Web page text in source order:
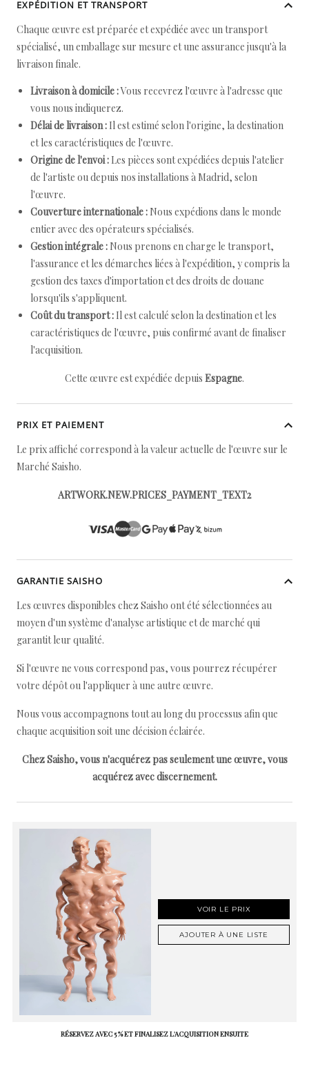
EXPÉDITION ET TRANSPORT
Chaque œuvre est préparée et expédiée avec un transport
spécialisé, un emballage sur mesure et une assurance jusqu'à la
livraison finale.
Livraison à domicile :Vous recevrez l'œuvre à l'adresse que
vous nous indiquerez.
Délai de livraison : Il est estimé selon l'origine, la destination
et les caractéristiques de l'œuvre.
Origine de l'envoi : Les pièces sont expédiées depuis l'atelier
de l'artiste ou depuis nos installations à Madrid, selon
l'œuvre.
Couverture internationale : Nous expédions dans le monde
entier avec des opérateurs spécialisés.
Gestion intégrale : Nous prenons en charge le transport,
l'assurance et les démarches liées à l'expédition, y compris la
gestion des taxes d'importation et des droits de douane
lorsqu'ils s'appliquent.
Coût du transport : Il est calculé selon la destination et les
caractéristiques de l'œuvre, puis confirmé avant de finaliser
l'acquisition.
Cette œuvre est expédiée depuis Espagne.
PRIX ET PAIEMENT
Le prix affiché correspond à la valeur actuelle de l'œuvre sur le
Marché Saisho.
ARTWORK.NEW.PRICES_PAYMENT_TEXT2
GARANTIE SAISHO
Les œuvres disponibles chez Saisho ont été sélectionnées au
moyen d'un système d'analyse artistique et de marché qui
garantit leur qualité.
Si l'œuvre ne vous correspond pas, vous pourrez récupérer
votre dépôt ou l'appliquer à une autre œuvre.
Nous vous accompagnons tout au long du processus afin que
chaque acquisition soit une décision éclairée.
Chez Saisho, vous n'acquérez pas seulement une œuvre, vous
acquérez avec discernement.
VOIR LE PRIX
AJOUTER À UNE LISTE
RÉSERVEZ AVEC 5 % ET FINALISEZ L'ACQUISITION ENSUITE